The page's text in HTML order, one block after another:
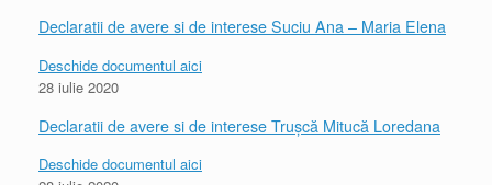
Declaratii de avere si de interese Suciu Ana – Maria Elena
Deschide documentul aici
28 iulie 2020
Declaratii de avere si de interese Trușcă Mitucă Loredana
Deschide documentul aici